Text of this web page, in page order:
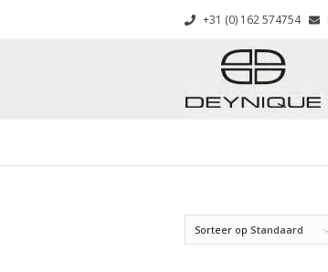
+31 (0) 162 574754
Sorteer op Standaard